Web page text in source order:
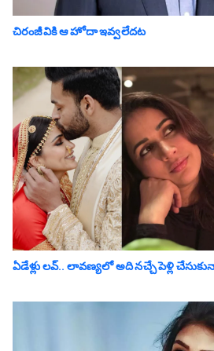
చిరంజీవికి ఆ హోదా ఇవ్వలేదట
ఏడేళ్లు ల‌వ్‌.. లావ‌ణ్య‌లో అది న‌చ్చే పెళ్లి